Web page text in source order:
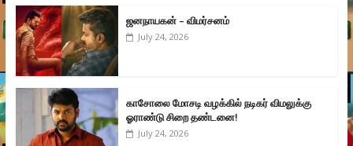
ஜனநாயகன் – விமர்சனம்
July 24, 2026
காசோலை மோசடி வழக்கில் நடிகர் விமலுக்கு
ஓராண்டு சிறை தண்டனை!
July 24, 2026